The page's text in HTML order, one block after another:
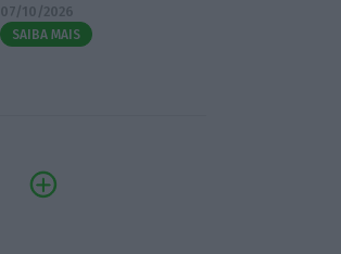
07/10/2026
SAIBA MAIS